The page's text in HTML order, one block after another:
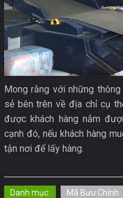
Mong rằng với những
sẻ bên trên về địa chỉ cụ
được khách hàng nắm
cạnh đó, nếu khách hàng
tận nơi để lấy hàng.
Danh mục: Mã Bưu Chính